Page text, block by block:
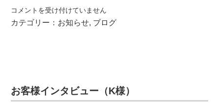
大
掃
ジ
（〜
コメントを受け付けていません
カテゴリー： お知らせ, ブログ
お客様インタビュー（K様）